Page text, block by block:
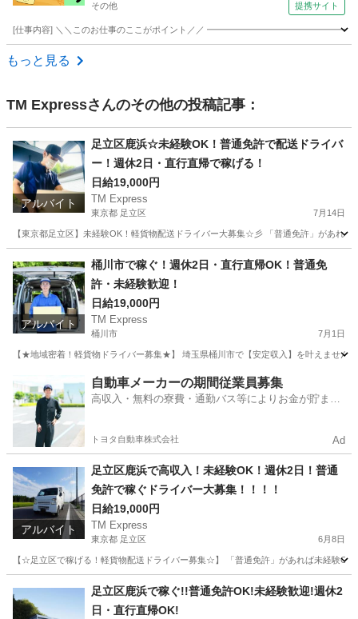
その他 提携サイト
[仕事内容] ＼＼このお仕事のここがポイント／／ ━━━━━━━━━━━━━━━━━ ◎
埼玉 その他
もっと見る
TM Expressさんのその他の投稿記事：
アルバイト
足立区鹿浜☆未経験OK！普通免許で配送ドライバ
ー！週休2日・直行直帰で稼げる！
日給19,000円
TM Express
東京都 足立区 7月14日
【東京都足立区】未経験OK！軽貨物配送ドライバー大募集☆彡 「普通免許」があれ
ドライバー 社用車
アルバイト
桶川市で稼ぐ！週休2日・直行直帰OK！普通免
許・未経験歓迎！
日給19,000円
TM Express
桶川市 7月1日
【★地域密着！軽貨物ドライバー募集★】 埼玉県桶川市で【安定収入】を叶えません
ドライバー 社用車
自動車メーカーの期間従業員募集
高収入・無料の寮費・通勤バス等によりお金が貯まり
トヨタ自動車株式会社 Ad
アルバイト
足立区鹿浜で高収入！未経験OK！週休2日！普通
免許で稼ぐドライバー大募集！！！！
日給19,000円
TM Express
東京都 足立区 6月8日
【☆足立区で稼げる！軽貨物配送ドライバー募集☆】 「普通免許」があれば未経験
ドライバー 社用車
足立区鹿浜で稼ぐ!!普通免許OK!未経験歓迎!週休2
日・直行直帰OK!